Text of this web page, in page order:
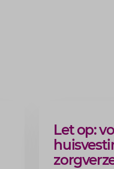
ARTIKEL
Let op: